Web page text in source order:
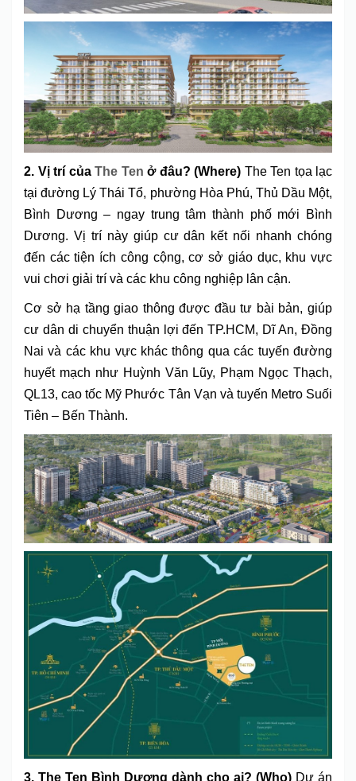
2. Vị trí của The Ten ở đâu? (Where) The Ten tọa lạc
tại đường Lý Thái Tổ, phường Hòa Phú, Thủ Dầu Một,
Bình Dương – ngay trung tâm thành phố mới Bình
Dương. Vị trí này giúp cư dân kết nối nhanh chóng
đến các tiện ích công cộng, cơ sở giáo dục, khu vực
vui chơi giải trí và các khu công nghiệp lân cận.
Cơ sở hạ tầng giao thông được đầu tư bài bản, giúp
cư dân di chuyển thuận lợi đến TP.HCM, Dĩ An, Đồng
Nai và các khu vực khác thông qua các tuyến đường
huyết mạch như Huỳnh Văn Lũy, Phạm Ngọc Thạch,
QL13, cao tốc Mỹ Phước Tân Vạn và tuyến Metro Suối
Tiên – Bến Thành.
3. The Ten Bình Dương dành cho ai? (Who) Dự án